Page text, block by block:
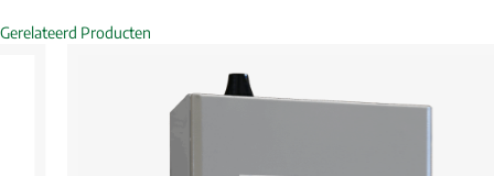
Gerelateerd Producten